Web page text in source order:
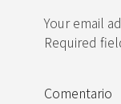
Your email
Required
Comentario